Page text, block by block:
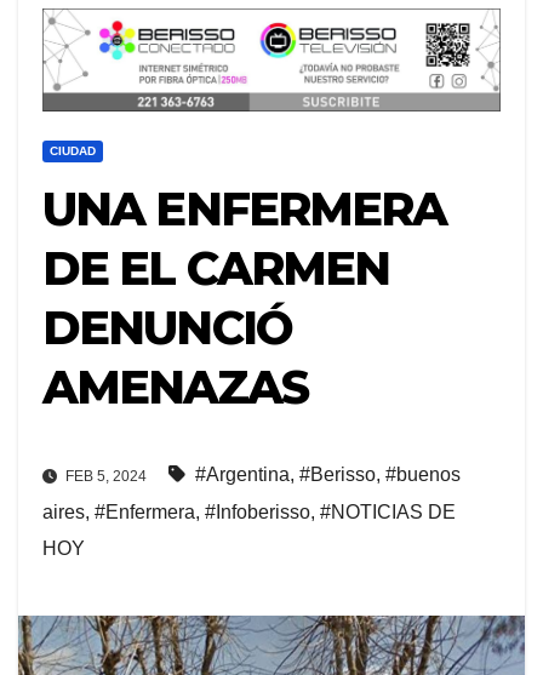
CIUDAD
UNA ENFERMERA
DE EL CARMEN
DENUNCIÓ
AMENAZAS
FEB 5, 2024 #Argentina, #Berisso, #buenos
aires, #Enfermera, #Infoberisso, #NOTICIAS DE
HOY